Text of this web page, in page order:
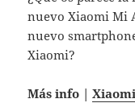
nuevo Xiaomi Mi
nuevo
Xiaomi?
Más info |Xiaomi